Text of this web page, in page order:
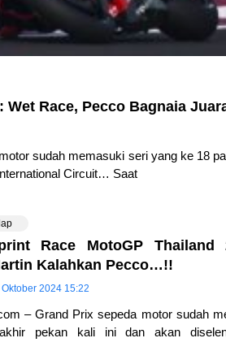
Wet Race, Pecco Bagnaia
sudah memasuki seri yang ke 18
Circuit… Saat
Race MotoGP Thailand
Kalahkan Pecco…!!
2024 15:22
– Grand Prix sepeda motor sudah
pekan kali ini dan akan